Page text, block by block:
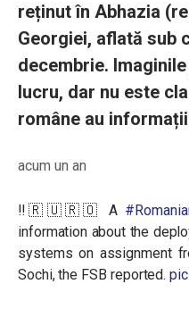
reținut în Abhazia
Georgiei, aflată sub
decembrie.
lucru, dar nu este
române au
acum un an
‼️🇷🇺🇷🇴 A
information about the
systems on assignment
Sochi, the FSB reported.